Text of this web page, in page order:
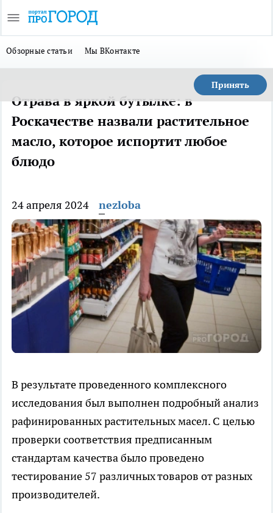
Обзорные статьи Мы ВКонтакте
Принять
Отрава в яркой бутылке: в
Роскачестве назвали растительное
масло, которое испортит любое
блюдо
24 апреля 2024 nezloba
В результате проведенного комплексного
исследования был выполнен подробный анализ
рафинированных растительных масел. С целью
проверки соответствия предписанным
стандартам качества было проведено
тестирование 57 различных товаров от разных
производителей.